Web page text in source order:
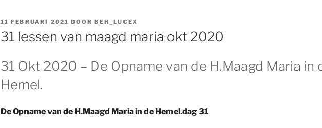
GEPLAATST
OP
11 FEBRUARI 2021 DOOR BEH_LUCEX
31 lessen van maagd maria okt 2020
31 Okt 2020 – De Opname van de H.Maagd Maria in
Hemel.
De Opname van de H.Maagd Maria in de Hemel.dag 31